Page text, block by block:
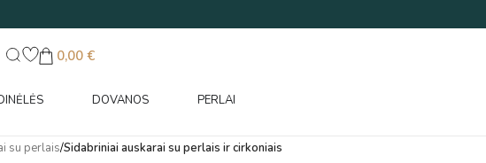
0,00 €
DOVANOS PERLAI
su perlais/Sidabriniai auskarai su perlais ir cirkoniais